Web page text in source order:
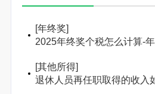
[年终奖]
2025年终奖个税怎么计算-
[其他所得]
退休人员再任职取得的收入